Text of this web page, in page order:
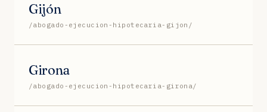
Gijón
/abogado-ejecucion-hipotecaria-gijon/
Girona
/abogado-ejecucion-hipotecaria-girona/